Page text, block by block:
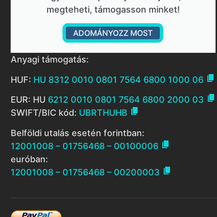
megteheti, támogasson minket!
ADOMÁNYOZZ MOST
Anyagi támogatás:
HUF: HU 8312 0010 0801 7564 6800 1000 06 
EUR: HU 6212 0010 0801 7564 6800 2000 03 
SWIFT/BIC kód: UBRTHUHB 
Belföldi utalás esetén forintban:
12001008 – 01756468 – 00100006 
euróban:
12001008 – 01756468 – 00200003 